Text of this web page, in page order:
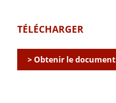
TÉLÉCHARGER
> Obtenir le document